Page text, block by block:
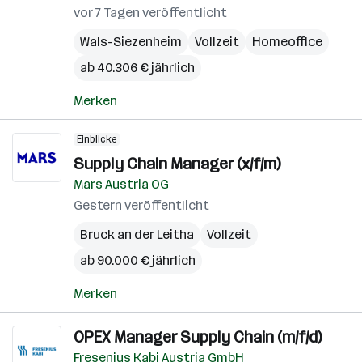
vor 7 Tagen veröffentlicht
Wals-Siezenheim
Vollzeit
Homeoffice
ab 40.306 € jährlich
Merken
Einblicke
Supply Chain Manager (x/f/m)
Mars Austria OG
Gestern veröffentlicht
Bruck an der Leitha
Vollzeit
ab 90.000 € jährlich
Merken
OPEX Manager Supply Chain (m/f/d)
Fresenius Kabi Austria GmbH